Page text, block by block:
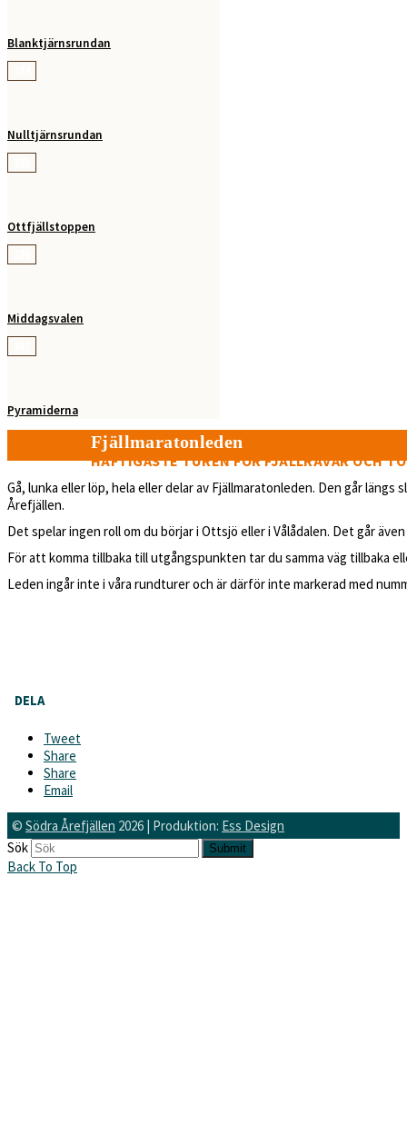
Blanktjärnsrundan
Nulltjärnsrundan
Ottfjällstoppen
Middagsvalen
Pyramiderna
Fjällmaratonleden
HÄFTIGASTE TUREN FÖR FJÄLLRÄVAR OCH
Gå, lunka eller löp, hela eller delar av Fjällmaratonleden. Den går
Årefjällen.
Det spelar ingen roll om du börjar i Ottsjö eller i Vålådalen. Det går
För att komma tillbaka till utgångspunkten tar du samma väg tillbaka
Leden ingår inte i våra rundturer och är därför inte markerad med
DELA
Tweet
Share
Share
Email
© Södra Årefjällen 2026 | Produktion: Ess Design
Sök
Submit
Back To Top